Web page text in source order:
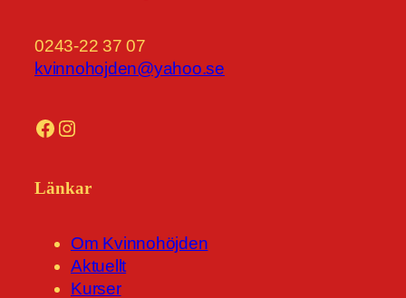
0243-22 37 07
kvinnohojden@yahoo.se
Facebook Instagram
Länkar
Om Kvinnohöjden
Aktuellt
Kurser